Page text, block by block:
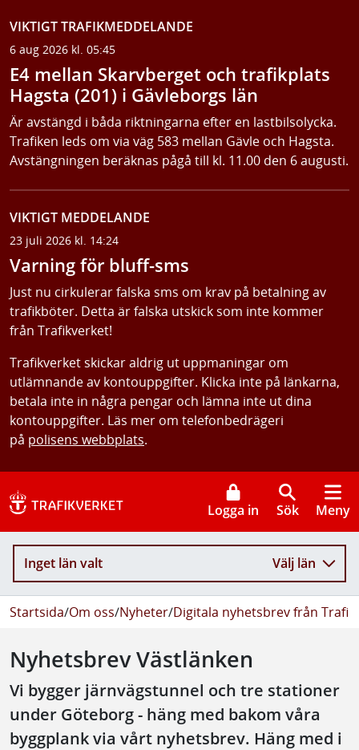
VIKTIGT TRAFIKMEDDELANDE
6 aug 2026 kl. 05:45
E4 mellan Skarvberget och trafikplats
Hagsta (201) i Gävleborgs län
Är avstängd i båda riktningarna efter en lastbilsolycka.
Trafiken leds om via väg 583 mellan Gävle och Hagsta.
Avstängningen beräknas pågå till kl. 11.00 den 6 augusti.
VIKTIGT MEDDELANDE
23 juli 2026 kl. 14:24
Varning för bluff-sms
Just nu cirkulerar falska sms om krav på betalning av
trafikböter. Detta är falska utskick som inte kommer
från Trafikverket!
Trafikverket skickar aldrig ut uppmaningar om
utlämnande av kontouppgifter. Klicka inte på länkarna,
betala inte in några pengar och lämna inte ut dina
kontouppgifter. Läs mer om telefonbedrägeri
på polisens webbplats.
Logga in Sök Meny
Inget län valt Välj län
Startsida/Om oss/Nyheter/Digitala nyhetsbrev från
Nyhetsbrev Västlänken
Vi bygger järnvägstunnel och tre stationer
under Göteborg - häng med bakom våra
byggplank via vårt nyhetsbrev. Häng med i